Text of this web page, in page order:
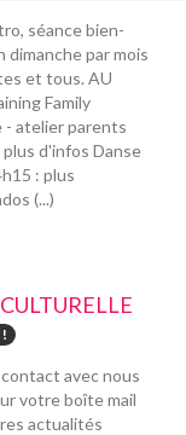
séance bien-
dimanche par mois
et tous. AU
Family
- atelier parents
d'infos Danse
: plus
(...)
avec nous
votre boîte mail
actualités